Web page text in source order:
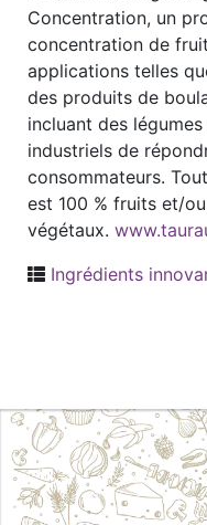
Concentration, un
concentration de
applications telles
des produits de
incluant des
industriels de
consommateurs.
est 100 % fruits et/
végétaux.
Ingrédients